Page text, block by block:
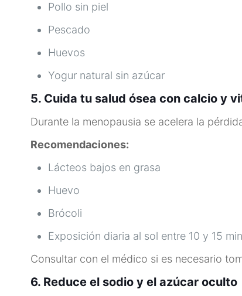
Pollo sin piel
Pescado
Huevos
Yogur natural sin azúcar
5. Cuida tu salud ósea con calcio y
Durante la menopausia se acelera la
Recomendaciones:
Lácteos bajos en grasa
Huevo
Brócoli
Exposición diaria al sol entre 10 y 15
Consultar con el médico si es necesario
6. Reduce el sodio y el azúcar oculto